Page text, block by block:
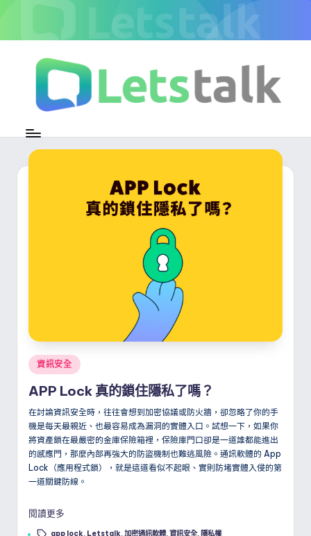
to
e
t
密
時
Posted
資訊安全
APP Lock 真的鎖住隱私了嗎？
在討論資訊安全時，往往會想到加密協議或防火牆，卻忽略了你的手
機是每天最親近、也最容易成為漏洞的實體入口。試想一下，如果你
將資產鎖在最嚴密的金庫保險箱裡，保險庫門口卻是一道誰都能進出
的感應門，那麼內部再強大的防盜機制也難逃風險。通訊軟體的 App
Lock（應用程式鎖），就是這道看似不起眼、實則防堵實體入侵的第
一道關鍵防線。
閱讀更多
Tags: app lock, Letstalk,加密通訊軟體,資訊安全, 隱私權